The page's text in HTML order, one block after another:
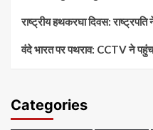
राष्ट्रीय हथकरघा दिवस: राष्ट्रपति
वंदे भारत पर पथराव: CCTV ने
Categories